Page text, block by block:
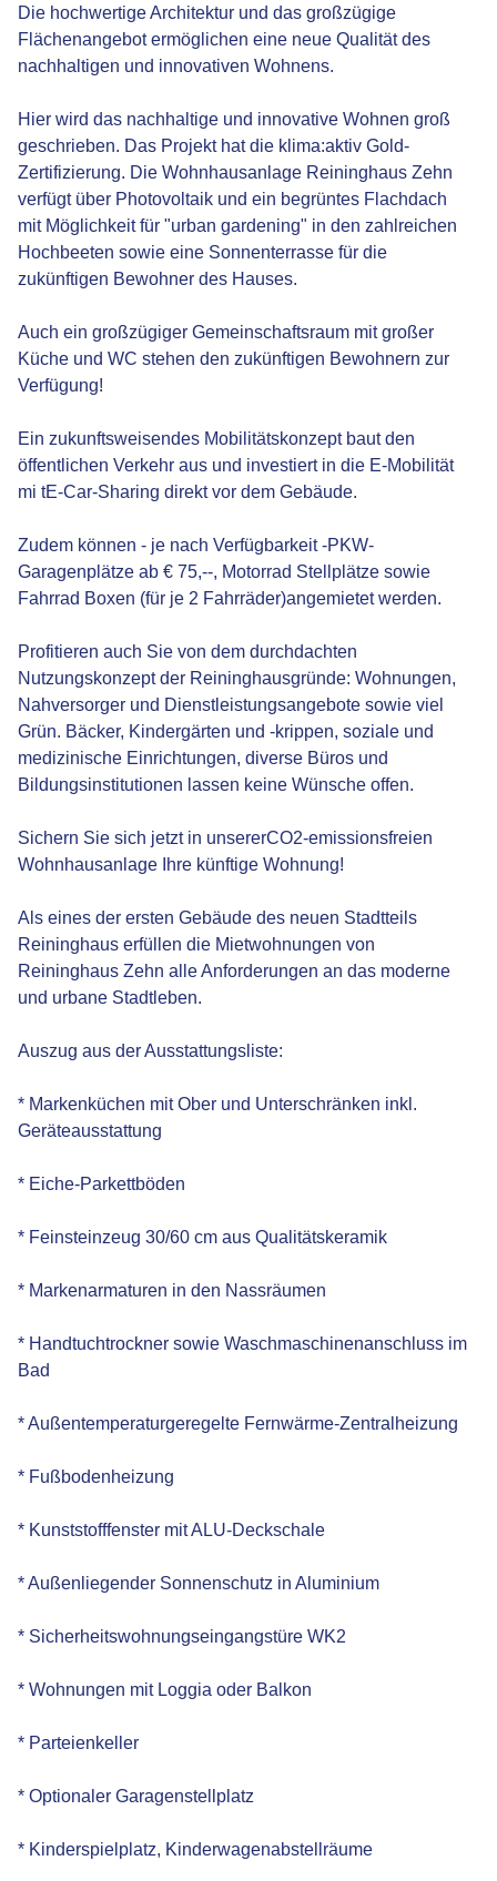
Die hochwertige Architektur und das großzügige
Flächenangebot ermöglichen eine neue Qualität des
nachhaltigen und innovativen Wohnens.
Hier wird das nachhaltige und innovative Wohnen groß
geschrieben. Das Projekt hat die klima:aktiv Gold-
Zertifizierung. Die Wohnhausanlage Reininghaus Zehn
verfügt über Photovoltaik und ein begrüntes Flachdach
mit Möglichkeit für "urban gardening" in den zahlreichen
Hochbeeten sowie eine Sonnenterrasse für die
zukünftigen Bewohner des Hauses.
Auch ein großzügiger Gemeinschaftsraum mit großer
Küche und WC stehen den zukünftigen Bewohnern zur
Verfügung!
Ein zukunftsweisendes Mobilitätskonzept baut den
öffentlichen Verkehr aus und investiert in die E-Mobilität
mi tE-Car-Sharing direkt vor dem Gebäude.
Zudem können - je nach Verfügbarkeit -PKW-
Garagenplätze ab € 75,--, Motorrad Stellplätze sowie
Fahrrad Boxen (für je 2 Fahrräder)angemietet werden.
Profitieren auch Sie von dem durchdachten
Nutzungskonzept der Reininghausgründe: Wohnungen,
Nahversorger und Dienstleistungsangebote sowie viel
Grün. Bäcker, Kindergärten und -krippen, soziale und
medizinische Einrichtungen, diverse Büros und
Bildungsinstitutionen lassen keine Wünsche offen.
Sichern Sie sich jetzt in unsererCO2-emissionsfreien
Wohnhausanlage Ihre künftige Wohnung!
Als eines der ersten Gebäude des neuen Stadtteils
Reininghaus erfüllen die Mietwohnungen von
Reininghaus Zehn alle Anforderungen an das moderne
und urbane Stadtleben.
Auszug aus der Ausstattungsliste:
* Markenküchen mit Ober und Unterschränken inkl.
Geräteausstattung
* Eiche-Parkettböden
* Feinsteinzeug 30/60 cm aus Qualitätskeramik
* Markenarmaturen in den Nassräumen
* Handtuchtrockner sowie Waschmaschinenanschluss im
Bad
* Außentemperaturgeregelte Fernwärme-Zentralheizung
* Fußbodenheizung
* Kunststofffenster mit ALU-Deckschale
* Außenliegender Sonnenschutz in Aluminium
* Sicherheitswohnungseingangstüre WK2
* Wohnungen mit Loggia oder Balkon
* Parteienkeller
* Optionaler Garagenstellplatz
* Kinderspielplatz, Kinderwagenabstellräume